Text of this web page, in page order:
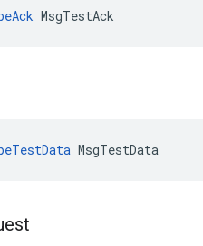
MsgTestAck
MsgTestData